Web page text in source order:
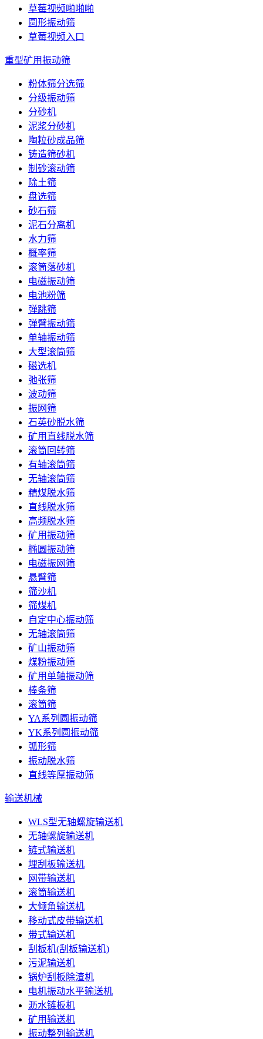
草莓视频啪啪啪
圆形振动筛
草莓视频入口
重型矿用振动筛
粉体筛分选筛
分级振动筛
分砂机
泥浆分砂机
陶粒砂成品筛
铸造筛砂机
制砂滚动筛
除土筛
盘选筛
砂石筛
泥石分离机
水力筛
概率筛
滚筒落砂机
电磁振动筛
电池粉筛
弹跳筛
弹臂振动筛
单轴振动筛
大型滚筒筛
磁选机
弛张筛
波动筛
振网筛
石英砂脱水筛
矿用直线脱水筛
滚筒回转筛
有轴滚筒筛
无轴滚筒筛
精煤脱水筛
直线脱水筛
高频脱水筛
矿用振动筛
椭圆振动筛
电磁振网筛
悬臂筛
筛沙机
筛煤机
自定中心振动筛
无轴滚筒筛
矿山振动筛
煤粉振动筛
矿用单轴振动筛
棒条筛
滚筒筛
YA系列圆振动筛
YK系列圆振动筛
弧形筛
振动脱水筛
直线等厚振动筛
输送机械
WLS型无轴螺旋输送机
无轴螺旋输送机
链式输送机
埋刮板输送机
网带输送机
滚筒输送机
大倾角输送机
移动式皮带输送机
带式输送机
刮板机(刮板输送机)
污泥输送机
锅炉刮板除渣机
电机振动水平输送机
沥水链板机
矿用输送机
振动整列输送机